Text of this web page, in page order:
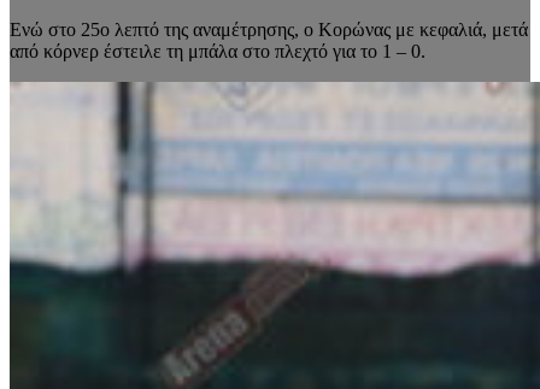
Ενώ στο 25ο λεπτό της αναμέτρησης, ο Κορώνας με κεφαλιά, μετά
από κόρνερ έστειλε τη μπάλα στο πλεχτό για το 1 – 0.